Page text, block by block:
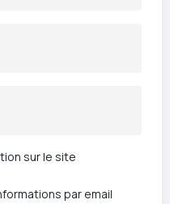
sur le site
par email